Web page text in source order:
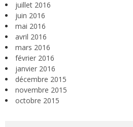
juillet 2016
juin 2016
mai 2016
avril 2016
mars 2016
février 2016
janvier 2016
décembre 2015
novembre 2015
octobre 2015